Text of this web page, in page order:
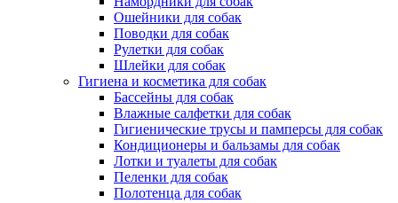
Ошейники для собак
Поводки для собак
Рулетки для собак
Шлейки для собак
Гигиена и косметика для собак
Бассейны для собак
Влажные салфетки для собак
Гигиенические трусы и памперсы для собак
Кондиционеры и бальзамы для собак
Лотки и туалеты для собак
Пеленки для собак
Полотенца для собак